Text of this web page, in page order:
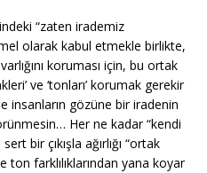
“zaten irademiz
olarak kabul etmekle birlikte,
koruması için, bu ortak
ve ‘tonları’ korumak gerekir
insanların gözüne bir iradenin
Her ne kadar “kendi
bir çıkışla ağırlığı “ortak
ton farklılıklarından yana koyar